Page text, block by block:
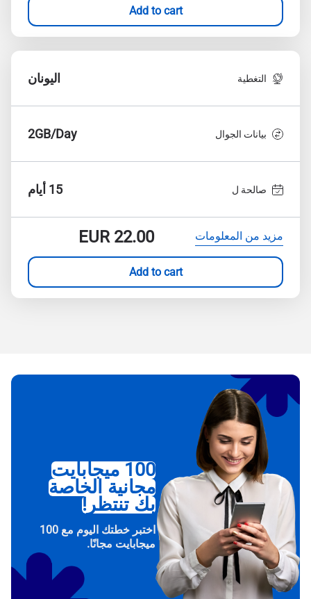
Add to cart
التغطية اليونان
بيانات الجوال 2GB/Day
صالحة ل 15 أيام
مزيد من المعلومات EUR22.00
Add to cart
100 ميجابايت
مجانية الخاصة
بك تنتظر!
اختبر خطتك اليوم مع 100
ميجابايت مجانًا.